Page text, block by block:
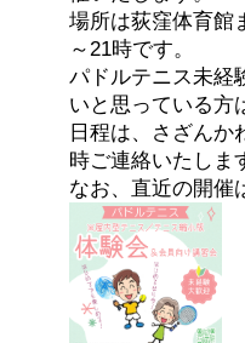
場所は荻窪体育館
～21時です。
パドルテニス未経
いと思っている方
日程は、さざん
時ご連絡いたしま
なお、直近の開催